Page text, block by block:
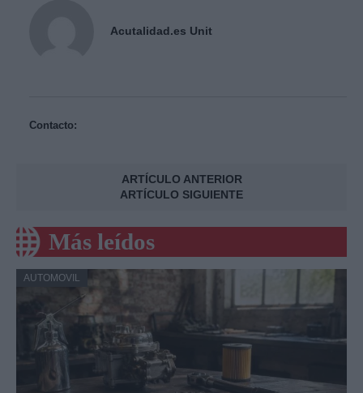
Acutalidad.es Unit
Contacto:
ARTÍCULO ANTERIOR
ARTÍCULO SIGUIENTE
Más leídos
AUTOMOVIL